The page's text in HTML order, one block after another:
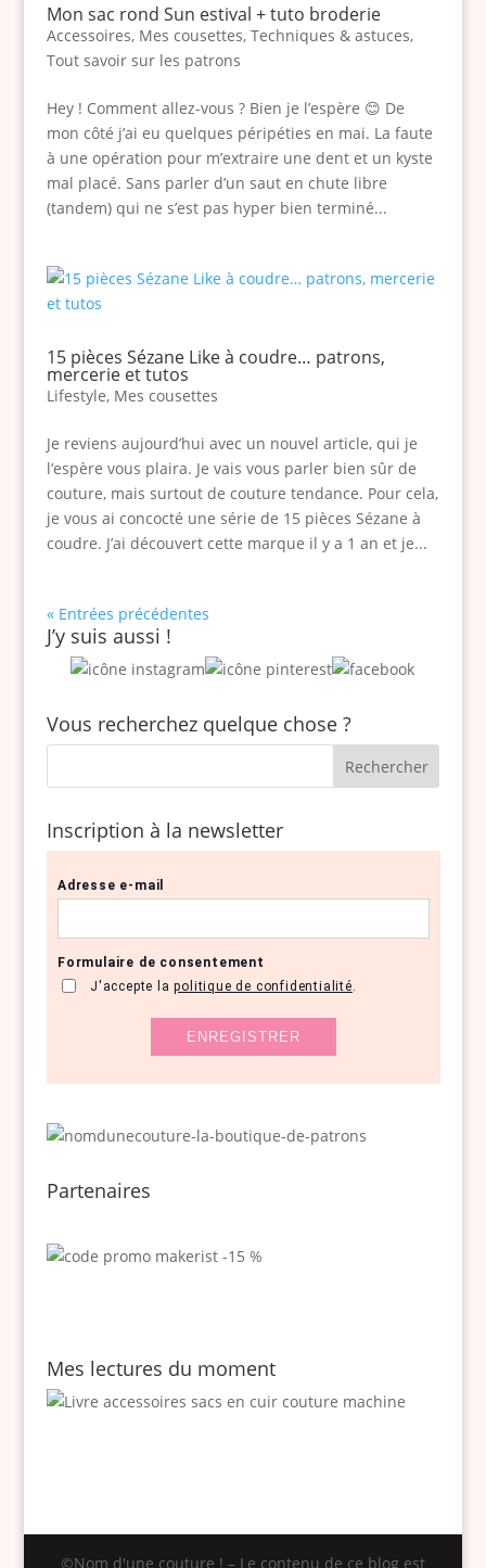
Mon sac rond Sun estival + tuto broderie
Accessoires, Mes cousettes, Techniques & astuces,
Tout savoir sur les patrons
Hey ! Comment allez-vous ? Bien je l’espère 😊 De
mon côté j’ai eu quelques péripéties en mai. La faute
à une opération pour m’extraire une dent et un kyste
mal placé. Sans parler d’un saut en chute libre
(tandem) qui ne s’est pas hyper bien terminé...
15 pièces Sézane Like à coudre… patrons,
mercerie et tutos
Lifestyle, Mes cousettes
Je reviens aujourd’hui avec un nouvel article, qui je
l’espère vous plaira. Je vais vous parler bien sûr de
couture, mais surtout de couture tendance. Pour cela,
je vous ai concocté une série de 15 pièces Sézane à
coudre. J’ai découvert cette marque il y a 1 an et je...
« Entrées précédentes
J’y suis aussi !
Vous recherchez quelque chose ?
Inscription à la newsletter
Partenaires
Mes lectures du moment
©Nom d'une couture ! – Le contenu de ce blog est